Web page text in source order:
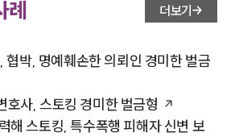
더보기
협박, 명예훼손한 의뢰인 경미한 벌금
호사, 스토킹 경미한 벌금형
해 스토킹, 특수폭행 피해자 신변 보